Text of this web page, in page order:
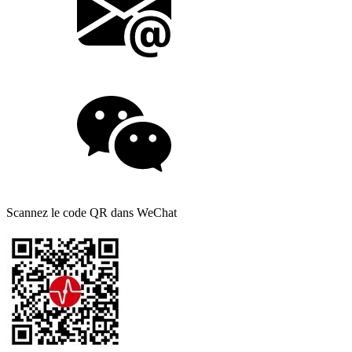
Scannez le code QR dans WeChat